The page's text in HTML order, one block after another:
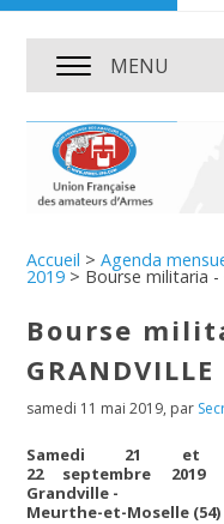
MENU
Accueil >Agenda
2019 > Bourse militaria -
Bourse
samedi 11 mai 2019, par
Samedi 21 et
22 septembre 2019
Grandville -
Meurthe-et-Moselle (54)